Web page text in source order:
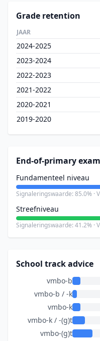
Grade retention
JAAR
2024-2025
2023-2024
2022-2023
2021-2022
2020-2021
2019-2020
End-of-primary
Fundamenteel niveau
Signaleringswaarde: 85.0% ·
Streefniveau
Signaleringswaarde: 41.2% ·
School track advice
vmbo-b
vmbo-b / -k
vmbo-k
vmbo-k / -(g)t
vmbo-(g)t